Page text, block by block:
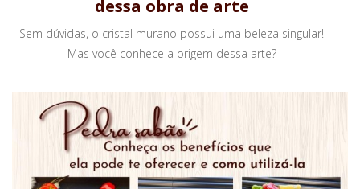
dessa obra de arte
Sem dúvidas, o cristal murano possui uma beleza singular!
Mas você conhece a origem dessa arte?